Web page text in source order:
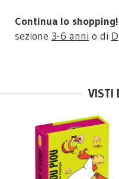
Continua lo shopping!
sezione 3-6 anni o di
VISTI